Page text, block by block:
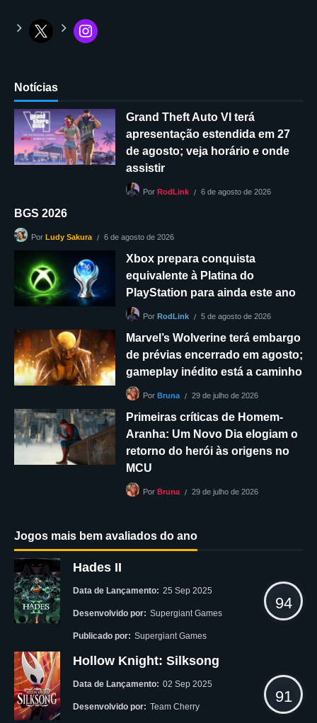
Notícias
Grand Theft Auto VI terá
apresentação estendida em 27
de agosto; veja horário e onde
assistir
Por RodLink 6 de agosto de 2026
BGS 2026
Por Ludy Sakura 6 de agosto de 2026
Xbox prepara conquista
equivalente à Platina do
PlayStation para ainda este ano
Por RodLink 5 de agosto de 2026
Marvel’s Wolverine terá embargo
de prévias encerrado em agosto;
gameplay inédito está a caminho
Por Bruna 29 de julho de 2026
Primeiras críticas de Homem-
Aranha: Um Novo Dia elogiam o
retorno do herói às origens no
MCU
Por Bruna 29 de julho de 2026
Jogos mais bem avaliados do ano
Hades II
Data de Lançamento: 25 Sep 2025
Desenvolvido por: Supergiant Games
Publicado por: Supergiant Games
94
Hollow Knight: Silksong
Data de Lançamento: 02 Sep 2025
Desenvolvido por: Team Cherry
91